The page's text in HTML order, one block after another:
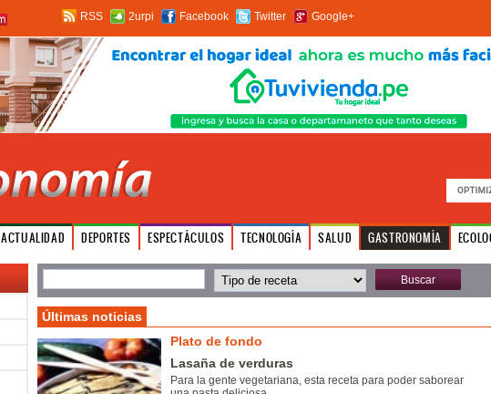
RSS 2urpi Facebook Twitter Google+
ACTUALIDAD DEPORTES ESPECTÁCULOS TECNOLOGÍA SALUD GASTRONOMÍA
Últimas noticias
Plato de fondo
Lasaña de verduras
Para la gente vegetariana, esta receta para poder saborear